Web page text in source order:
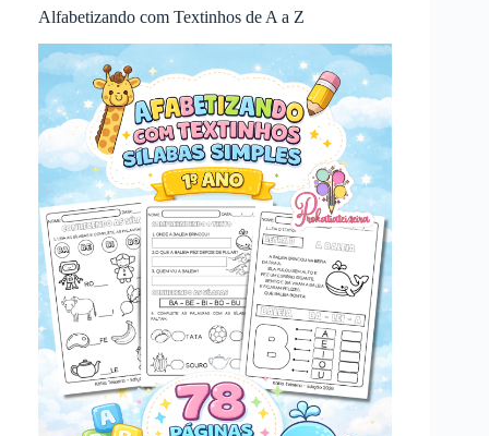
Alfabetizando com Textinhos de A a Z